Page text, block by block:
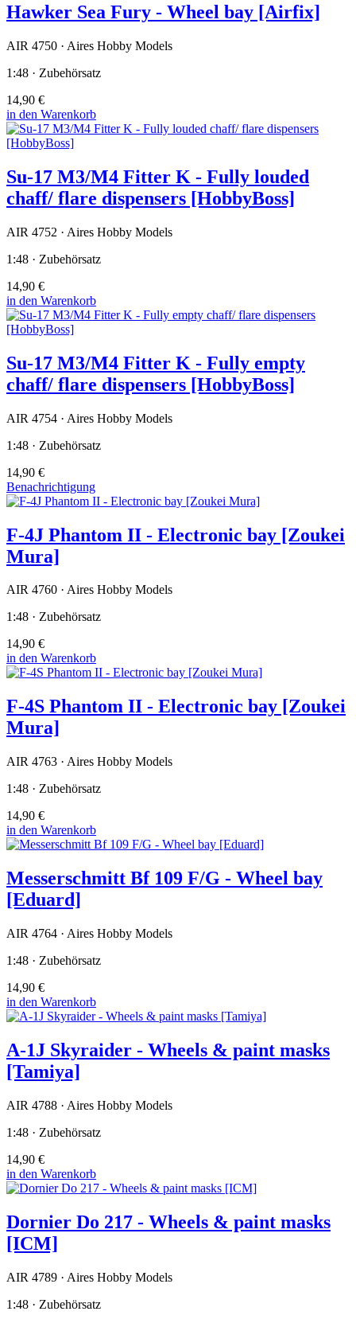
Hawker Sea Fury - Wheel bay [Airfix]
AIR 4750 · Aires Hobby Models
1:48 · Zubehörsatz
14,90 €
in den Warenkorb
Su-17 M3/M4 Fitter K - Fully louded
chaff/ flare dispensers [HobbyBoss]
AIR 4752 · Aires Hobby Models
1:48 · Zubehörsatz
14,90 €
in den Warenkorb
Su-17 M3/M4 Fitter K - Fully empty
chaff/ flare dispensers [HobbyBoss]
AIR 4754 · Aires Hobby Models
1:48 · Zubehörsatz
14,90 €
Benachrichtigung
F-4J Phantom II - Electronic bay [Zoukei
Mura]
AIR 4760 · Aires Hobby Models
1:48 · Zubehörsatz
14,90 €
in den Warenkorb
F-4S Phantom II - Electronic bay [Zoukei
Mura]
AIR 4763 · Aires Hobby Models
1:48 · Zubehörsatz
14,90 €
in den Warenkorb
Messerschmitt Bf 109 F/G - Wheel bay
[Eduard]
AIR 4764 · Aires Hobby Models
1:48 · Zubehörsatz
14,90 €
in den Warenkorb
A-1J Skyraider - Wheels & paint masks
[Tamiya]
AIR 4788 · Aires Hobby Models
1:48 · Zubehörsatz
14,90 €
in den Warenkorb
Dornier Do 217 - Wheels & paint masks
[ICM]
AIR 4789 · Aires Hobby Models
1:48 · Zubehörsatz